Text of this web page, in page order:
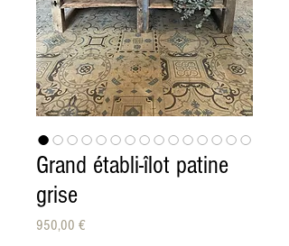
Grand établi-îlot patine
grise
950,00 €Prix